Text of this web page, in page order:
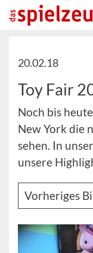
20.02.18
Toy Fair
Noch bis
New York die
sehen. In
unsere
Vorheriges